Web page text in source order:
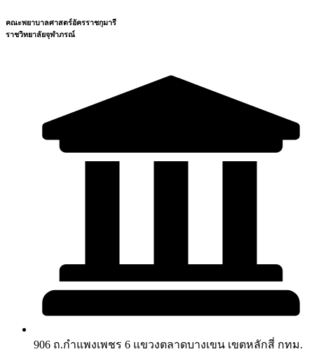
คณะพยาบาลศาสตร์อัครราชกุมารี
ราชวิทยาลัยจุฬาภรณ์
906 ถ.กำแพงเพชร 6 แขวงตลาดบางเขน เขตหลักสี่ กทม.